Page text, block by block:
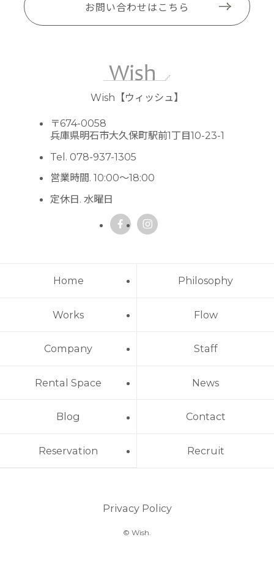
お問い合わせはこちら
Wish【ウィッシュ】
〒674-0058
兵庫県明石市大久保町駅前1丁目10-23-1
Tel. 078-937-1305
営業時間. 10:00～18:00
定休日. 水曜日
Home Philosophy
Works Flow
Company Staff
Rental Space News
Blog Contact
Reservation Recruit
Privacy Policy
© Wish.